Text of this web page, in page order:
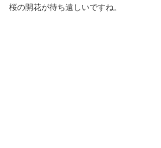
桜の開花が待ち遠しいですね。